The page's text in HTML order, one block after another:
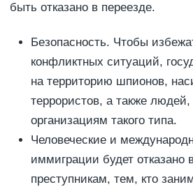
быть отказано в переезде.
Безопасность. Чтобы
конфликтных ситуаций,
на территорию шпионов,
террористов, а также
организациям такого типа.
Человеческие и
иммиграции будет отказано
преступникам, тем, кто